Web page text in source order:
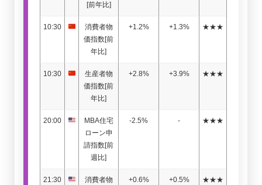
[前年比]
10:30
消費者物
価指数[前
年比]
+1.2% +1.3% ★★★
10:30
生産者物
価指数[前
年比]
+2.8% +3.9% ★★★
20:00
MBA住宅
ローン申
請指数[前
週比]
-2.5% - ★★★
21:30
消費者物
+0.6% +0.5% ★★★